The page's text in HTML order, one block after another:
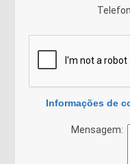
Informações de
Mensagem: